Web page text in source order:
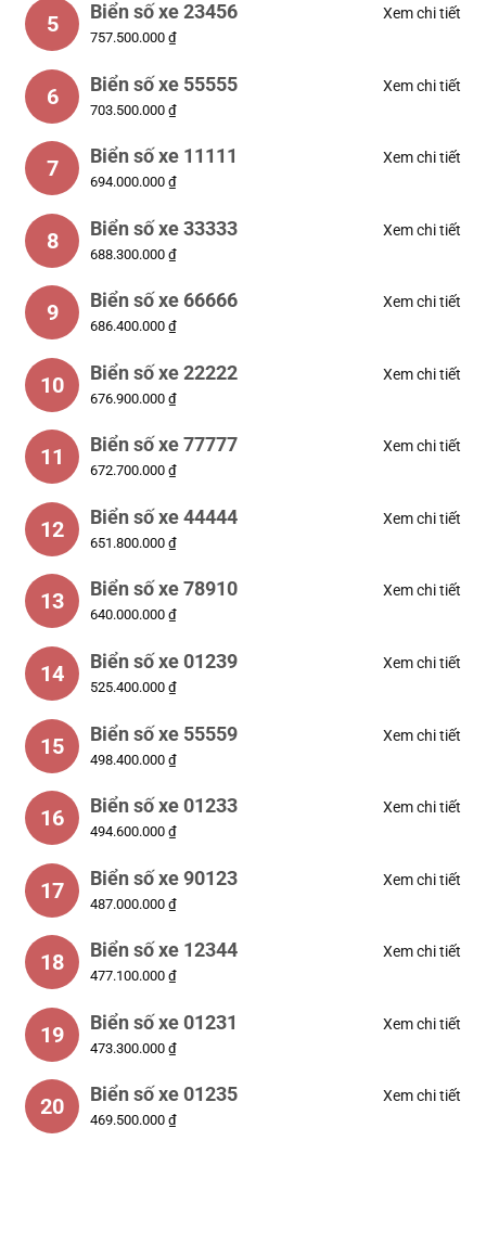
5 Biển số xe 23456
757.500.000 ₫
Xem chi tiết
6 Biển số xe 55555
703.500.000 ₫
Xem chi tiết
7 Biển số xe 11111
694.000.000 ₫
Xem chi tiết
8 Biển số xe 33333
688.300.000 ₫
Xem chi tiết
9 Biển số xe 66666
686.400.000 ₫
Xem chi tiết
10 Biển số xe 22222
676.900.000 ₫
Xem chi tiết
11 Biển số xe 77777
672.700.000 ₫
Xem chi tiết
12 Biển số xe 44444
651.800.000 ₫
Xem chi tiết
13 Biển số xe 78910
640.000.000 ₫
Xem chi tiết
14 Biển số xe 01239
525.400.000 ₫
Xem chi tiết
15 Biển số xe 55559
498.400.000 ₫
Xem chi tiết
16 Biển số xe 01233
494.600.000 ₫
Xem chi tiết
17 Biển số xe 90123
487.000.000 ₫
Xem chi tiết
18 Biển số xe 12344
477.100.000 ₫
Xem chi tiết
19 Biển số xe 01231
473.300.000 ₫
Xem chi tiết
20 Biển số xe 01235
469.500.000 ₫
Xem chi tiết